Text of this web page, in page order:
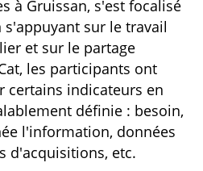
à Gruissan, s'est focalisé
sur le travail
et sur le partage
les participants ont
certains indicateurs en
définie : besoin,
l'information, données
d'acquisitions, etc.